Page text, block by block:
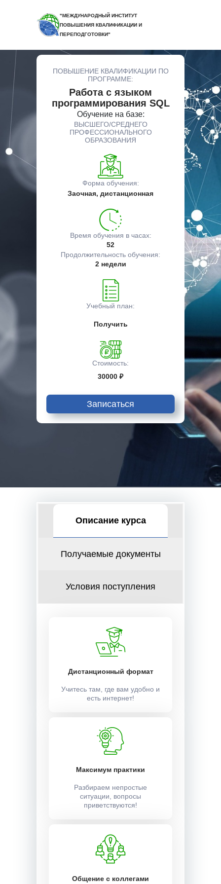
"МЕЖДУНАРОДНЫЙ ИНСТИТУТ
ПОВЫШЕНИЯ КВАЛИФИКАЦИИ И
ПЕРЕПОДГОТОВКИ"
ПОВЫШЕНИЕ КВАЛИФИКАЦИИ ПО
ПРОГРАММЕ:
Работа c языком
программирования SQL
Обучение на базе:
ВЫСШЕГО/СРЕДНЕГО
ПРОФЕССИОНАЛЬНОГО
ОБРАЗОВАНИЯ
Форма обучения:
Заочная, дистанционная
Время обучения в часах:
52
Продолжительность обучения:
2 недели
Учебный план:
Получить
Стоимость:
30000 ₽
Записаться
Описание курса
Получаемые документы
Условия поступления
Дистанционный формат
Учитесь там, где вам удобно и
есть интернет!
Максимум практики
Разбираем непростые
ситуации, вопросы
приветствуются!
Общение с коллегами